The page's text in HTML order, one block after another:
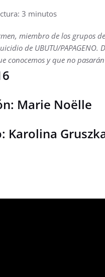
3 minutos
miembro de los grupos
de UBUTU/
conocemos y que no
Marie Noëlle
Karolina